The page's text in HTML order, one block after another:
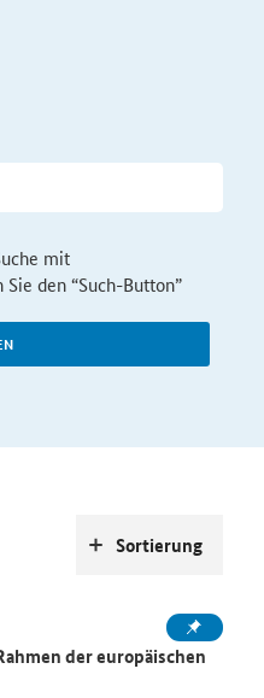
mit
den “Such-Button”
der europäischen
Sortierung